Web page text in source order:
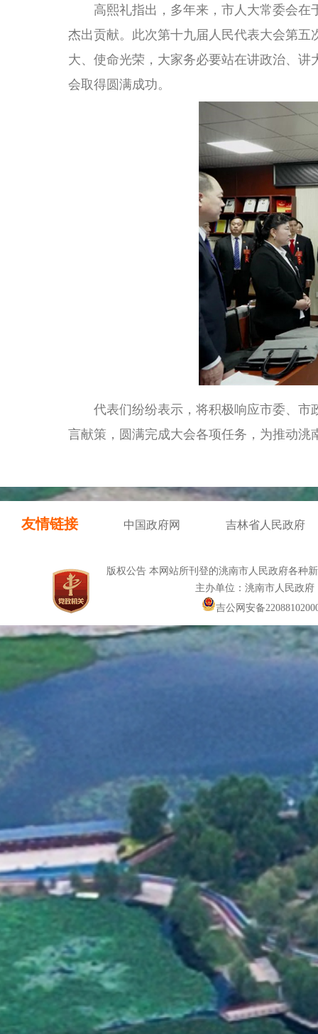
高熙礼指出，多年来，市人大常委会在
杰出贡献。此次第十九届人民代表大会第
大、使命光荣，大家务必要站在讲政治、
会取得圆满成功。
代表们纷纷表示，将积极响应市委、市
言献策，圆满完成大会各项任务，为推动洮
友情链接 中国政府网 吉林省人民政府
版权公告 本网站所刊登的洮南市人民政府各种
主办单位：洮南市人民政
吉公网安备